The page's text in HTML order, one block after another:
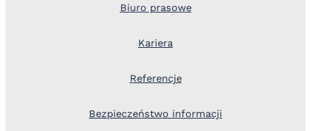
Biuro prasowe
Kariera
Referencje
Bezpieczeństwo informacji